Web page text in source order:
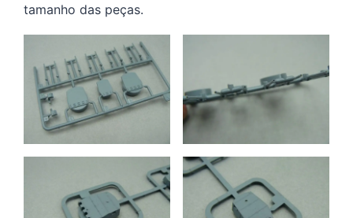
tamanho das peças.